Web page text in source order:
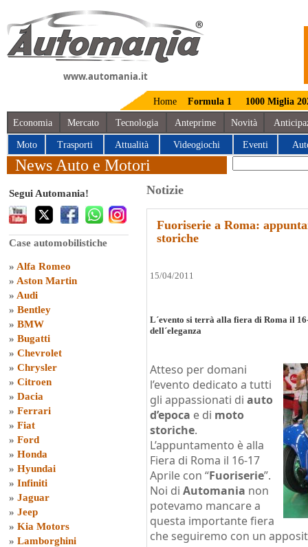
www.automania.it
Home Formula 1 1000 Miglia
Economia Mercato Tecnologia Anteprime Novità
Moto Trasporti Attualità Videogiochi Eventi
News Auto e Motori
Segui Automania!
Case automobilistiche
» Alfa Romeo
» Aston Martin
» Audi
» Bentley
» BMW
» Bugatti
» Chevrolet
» Chrysler
» Citroen
» Dacia
» Ferrari
» Fiat
» Ford
» Honda
» Hyundai
» Infiniti
» Jaguar
» Jeep
» Kia Motors
» Lamborghini
Notizie
Fuoriserie a Roma:
storiche
15/04/2011
L´evento si terrà alla fiera di Roma il
dell´eleganza
Atteso per domani
l’evento dedicato a tutti
gli appassionati di auto
d’epoca e di moto
storiche.
L’appuntamento è alla
Fiera di Roma il 16-17
Aprile con “Fuoriserie”.
Noi di Automania non
potevamo mancare a
questa importante fiera
che seguiremo con un